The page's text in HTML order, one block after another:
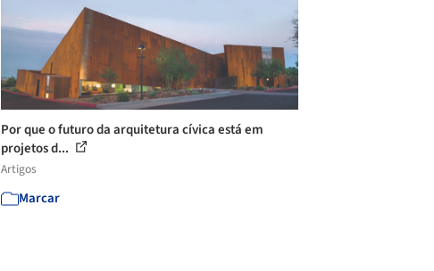
Por que o futuro da arquitetura cívica está em
projetos d...
Artigos
Marcar